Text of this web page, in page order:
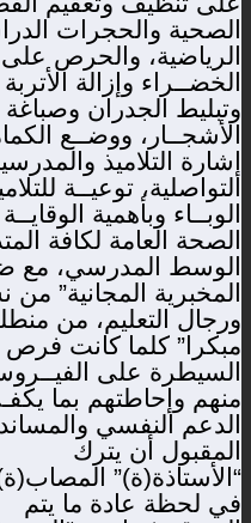
الصحية والحجرات
الرياضية، والحرص على
الخضــراء وإزالة
وتبليط الجدران
الأشجــار، ووضــع
إشارة التلاميذ
التواصلية، توعيــة
الوبــاء وبأهمية
الصحة العامة لكافة
الوسط المدرسي، مع
المخبرية المجانية” من
ورجال التعليم، من
مبكرا” كلما كانت فرص
السيطرة على
منهم وإحاطتهم بما
الدعم النفسي
المقبول أن يترك
“الأستاذة(ة)”
في لحظة عادة ما يتم